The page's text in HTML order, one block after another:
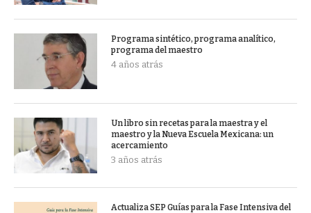
Programa sintético, programa analítico,
programa del maestro
4 años atrás
Un libro sin recetas para la maestra y el
maestro y la Nueva Escuela Mexicana: un
acercamiento
3 años atrás
Actualiza SEP Guías para la Fase Intensiva del